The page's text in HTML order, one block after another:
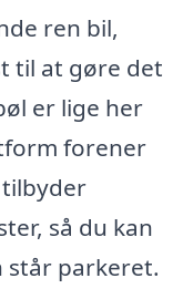
ren bil,
til at gøre det
er lige her
forener
så du kan
står parkeret.